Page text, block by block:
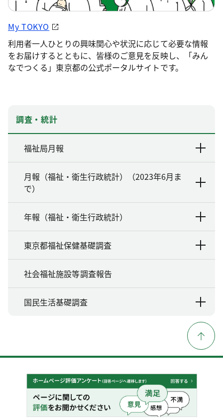
My TOKYO
利用者一人ひとりの興味関心や状況に応じて必要な情報
をお届けするとともに、皆様のご意見を反映し、「みん
なでつくる」東京都の公式ポータルサイトです。
調査・統計
福祉局月報
月報（福祉・衛生行政統計）（2023年6月ま
で）
年報（福祉・衛生行政統計）
東京都福祉保健基礎調査
社会福祉施設等調査報告
国民生活基礎調査